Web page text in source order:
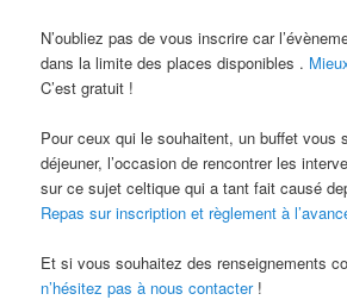
N’oubliez pas de vous inscrire car
dans la limite des places disponibles .
C’est gratuit !
Pour ceux qui le souhaitent, un buffet vous
déjeuner, l’occasion de rencontrer les
sur ce sujet celtique qui a tant fait causé
Repas sur inscription et règlement à
Et si vous souhaitez des renseignements
n’hésitez pas à nous contacter!